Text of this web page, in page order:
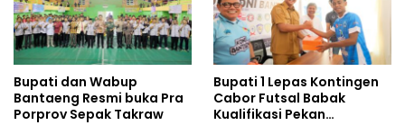
Bupati dan Wabup
Bantaeng Resmi buka Pra
Porprov Sepak Takraw
Bupati 1 Lepas Kontingen
Cabor Futsal Babak
Kualifikasi Pekan